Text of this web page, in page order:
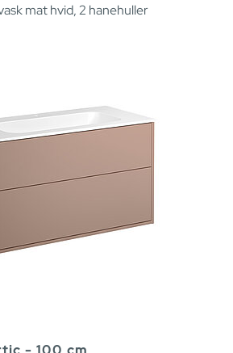
mat hvid, 2 hanehuller